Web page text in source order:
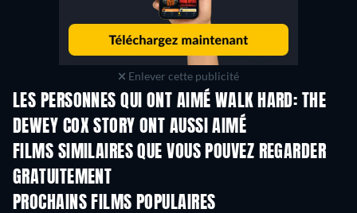
Enlever cette publicité
LES PERSONNES QUI ONT AIMÉ WALK HARD: THE
DEWEY COX STORY ONT AUSSI AIMÉ
FILMS SIMILAIRES QUE VOUS POUVEZ REGARDER
GRATUITEMENT
PROCHAINS FILMS POPULAIRES